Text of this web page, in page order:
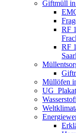
Giftmüll
RF
RF
Müllöfen